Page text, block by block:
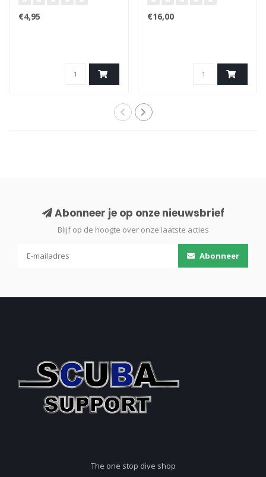
€4,95 €16,00
Abonneer je op onze nieuwsbrief
Blijf op de hoogte over onze laatste acties
Abonneer
The one stop dive shop